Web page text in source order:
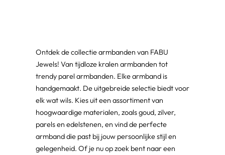
Ontdek de collectie armbanden van FABU
Jewels! Van tijdloze kralen armbanden tot
trendy parel armbanden. Elke armband is
handgemaakt. De uitgebreide selectie biedt voor
elk wat wils. Kies uit een assortiment van
hoogwaardige materialen, zoals goud, zilver,
parels en edelstenen, en vind de perfecte
armband die past bij jouw persoonlijke stijl en
gelegenheid. Of je nu op zoek bent naar een